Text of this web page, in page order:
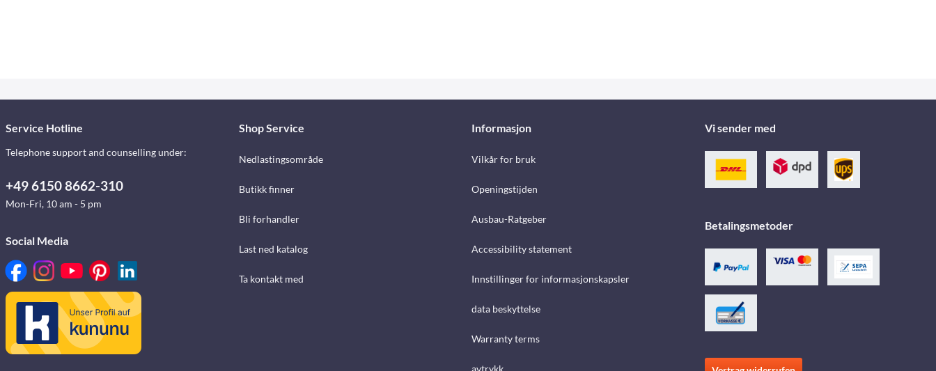
Service Hotline
Telephone support and counselling under:
+49 6150 8662-310
Mon-Fri, 10 am - 5 pm
Social Media
Shop Service
Nedlastingsområde
Butikk finner
Bli forhandler
Last ned katalog
Ta kontakt med
Informasjon
Vilkår for bruk
Openingstijden
Ausbau-Ratgeber
Accessibility statement
Innstillinger for informasjonskapsler
data beskyttelse
Warranty terms
avtrykk
Vi sender med
Betalingsmetoder